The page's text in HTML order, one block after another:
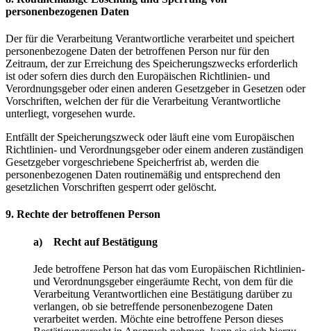
personenbezogenen Daten
Der für die Verarbeitung Verantwortliche verarbeitet und speichert
personenbezogene Daten der betroffenen Person nur für den
Zeitraum, der zur Erreichung des Speicherungszwecks erforderlich
ist oder sofern dies durch den Europäischen Richtlinien- und
Verordnungsgeber oder einen anderen Gesetzgeber in Gesetzen oder
Vorschriften, welchen der für die Verarbeitung Verantwortliche
unterliegt, vorgesehen wurde.
Entfällt der Speicherungszweck oder läuft eine vom Europäischen
Richtlinien- und Verordnungsgeber oder einem anderen zuständigen
Gesetzgeber vorgeschriebene Speicherfrist ab, werden die
personenbezogenen Daten routinemäßig und entsprechend den
gesetzlichen Vorschriften gesperrt oder gelöscht.
9. Rechte der betroffenen Person
a) Recht auf Bestätigung
Jede betroffene Person hat das vom Europäischen Richtlinien-
und Verordnungsgeber eingeräumte Recht, von dem für die
Verarbeitung Verantwortlichen eine Bestätigung darüber zu
verlangen, ob sie betreffende personenbezogene Daten
verarbeitet werden. Möchte eine betroffene Person dieses